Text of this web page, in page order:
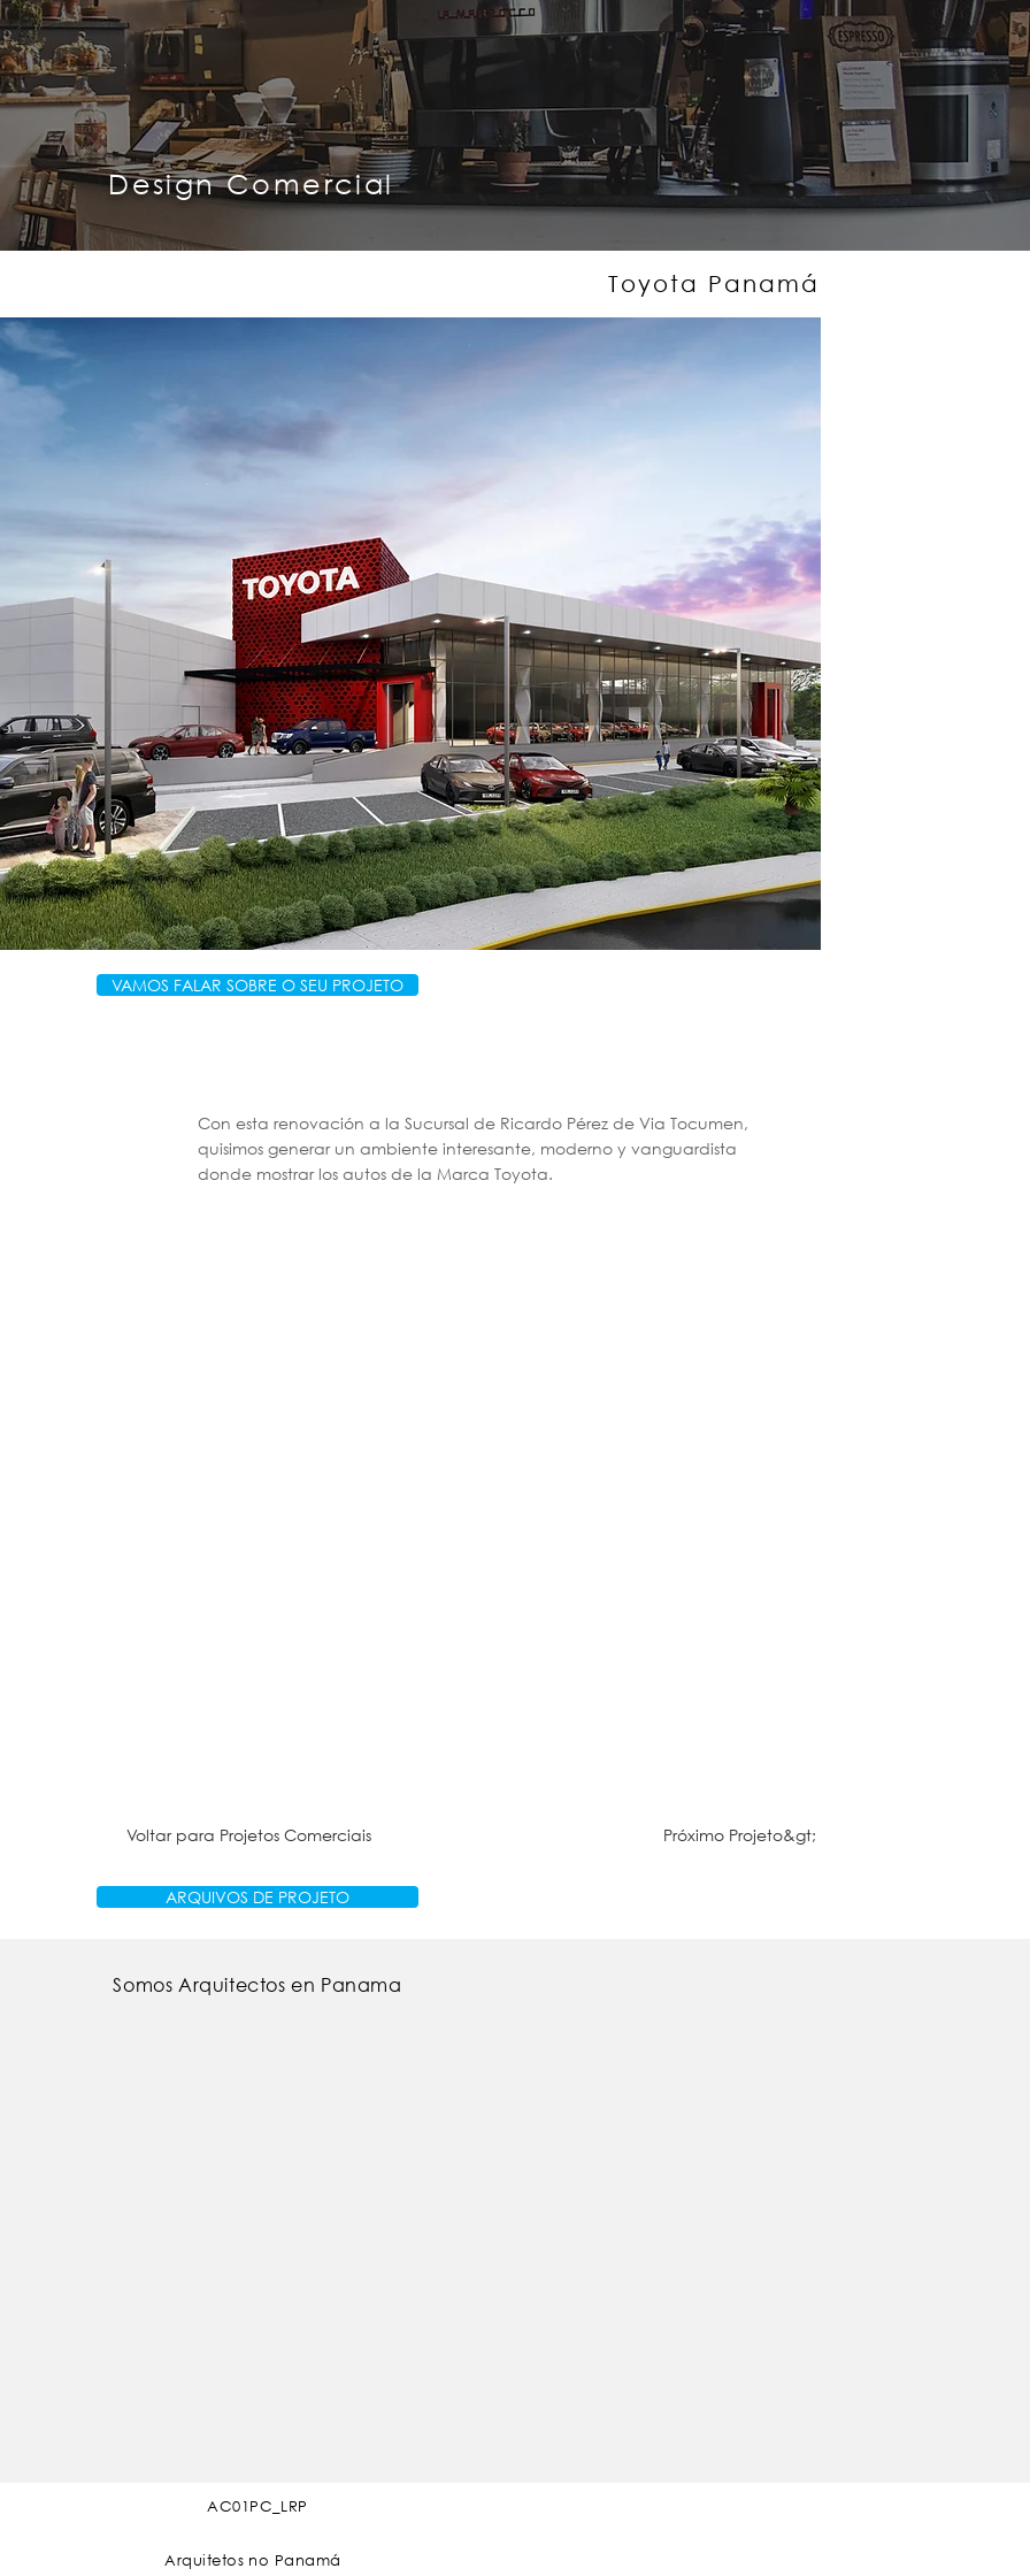
Design Comercial
Urbano
Toyota Panamá
VAMOS FALAR SOBRE O SEU PROJETO
Con esta renovación a la Sucursal de Ricardo Pérez de Via Tocumen,
quisimos generar un ambiente interesante, moderno y vanguardista
donde mostrar los autos de la Marca Toyota.
Voltar para Projetos Comerciais Próximo Projeto&gt;
ARQUIVOS DE PROJETO
Somos Arquitectos en Panama
AC01PC_LRP
Arquitetos no Panamá